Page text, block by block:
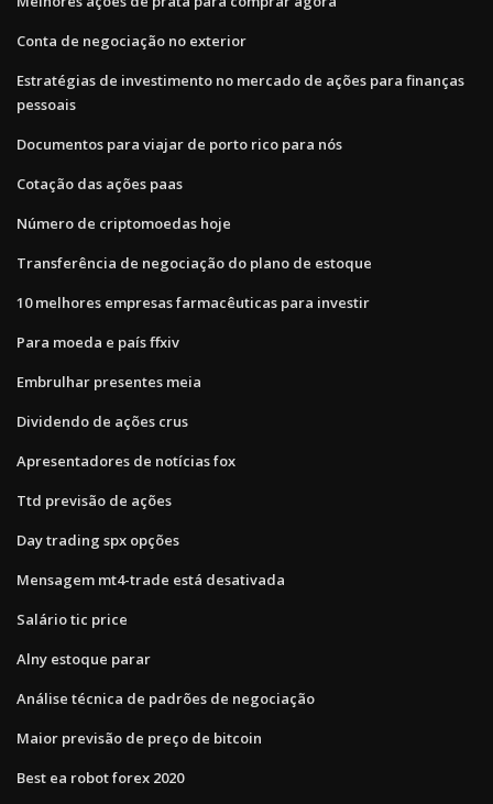
Conta de negociação no exterior
Estratégias de investimento no mercado de ações para finanças
pessoais
Documentos para viajar de porto rico para nós
Cotação das ações paas
Número de criptomoedas hoje
Transferência de negociação do plano de estoque
10 melhores empresas farmacêuticas para investir
Para moeda e país ffxiv
Embrulhar presentes meia
Dividendo de ações crus
Apresentadores de notícias fox
Ttd previsão de ações
Day trading spx opções
Mensagem mt4-trade está desativada
Salário tic price
Alny estoque parar
Análise técnica de padrões de negociação
Maior previsão de preço de bitcoin
Best ea robot forex 2020